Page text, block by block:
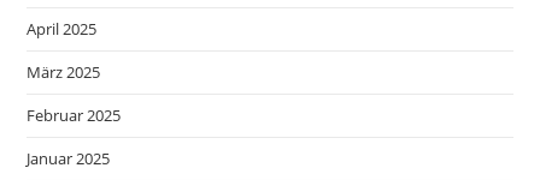
April 2025
März 2025
Februar 2025
Januar 2025